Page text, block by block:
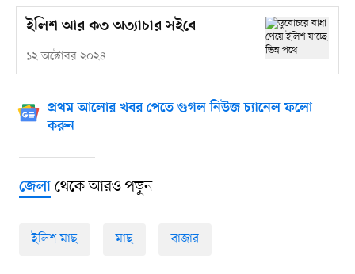
ইলিশ আর কত অত্যাচার সইবে
১২ অক্টোবর ২০২৪
প্রথম আলোর খবর পেতে গুগল নিউজ চ্যানেল ফলো
করুন
জেলাথেকে আরও পড়ুন
ইলিশ মাছ মাছ বাজার